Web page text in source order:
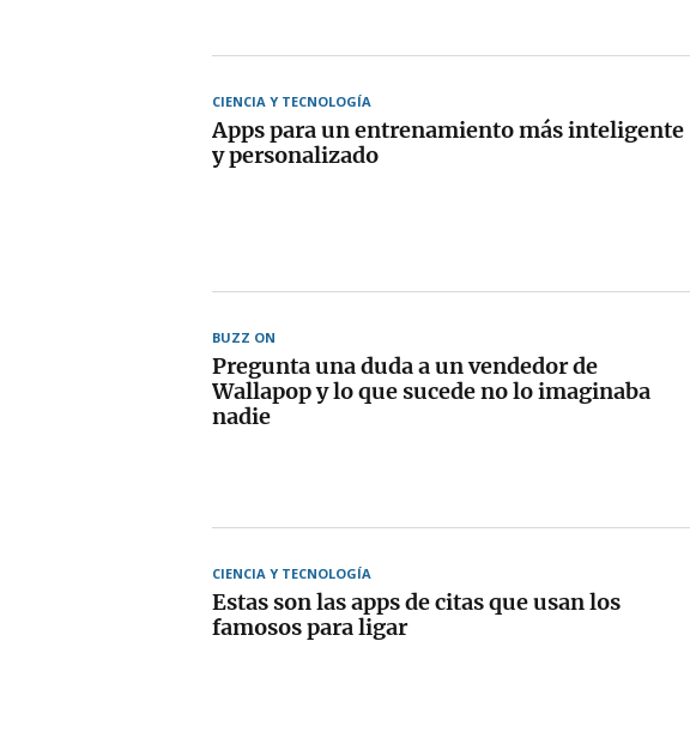
CIENCIA Y TECNOLOGÍA
Apps para un entrenamiento más inteligente
y personalizado
BUZZ ON
Pregunta una duda a un vendedor de
Wallapop y lo que sucede no lo imaginaba
nadie
CIENCIA Y TECNOLOGÍA
Estas son las apps de citas que usan los
famosos para ligar